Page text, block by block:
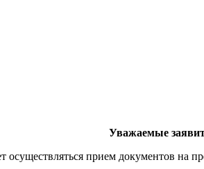
Уважаемые
прием документов на